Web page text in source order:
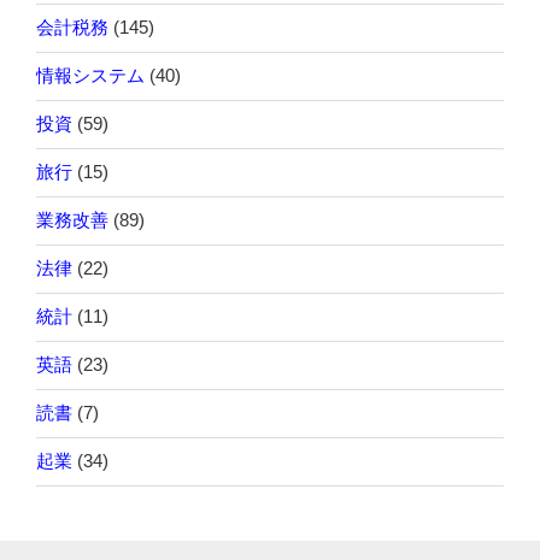
会計税務 (145)
情報システム (40)
投資 (59)
旅行 (15)
業務改善 (89)
法律 (22)
統計 (11)
英語 (23)
読書 (7)
起業 (34)